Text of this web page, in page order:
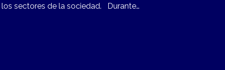
sectores de la sociedad. Durante…